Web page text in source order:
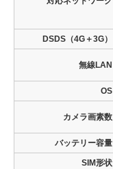
DSDS（4G＋3G）
無線LAN
OS
カメラ画素数
バッテリー容量
SIM形状